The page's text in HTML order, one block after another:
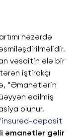
nəzərdə
vəsaitin elə bir
iştirakçı
“Əmanətlərin
edilmiş
olunur.
deposit
əmanətlər gəlir